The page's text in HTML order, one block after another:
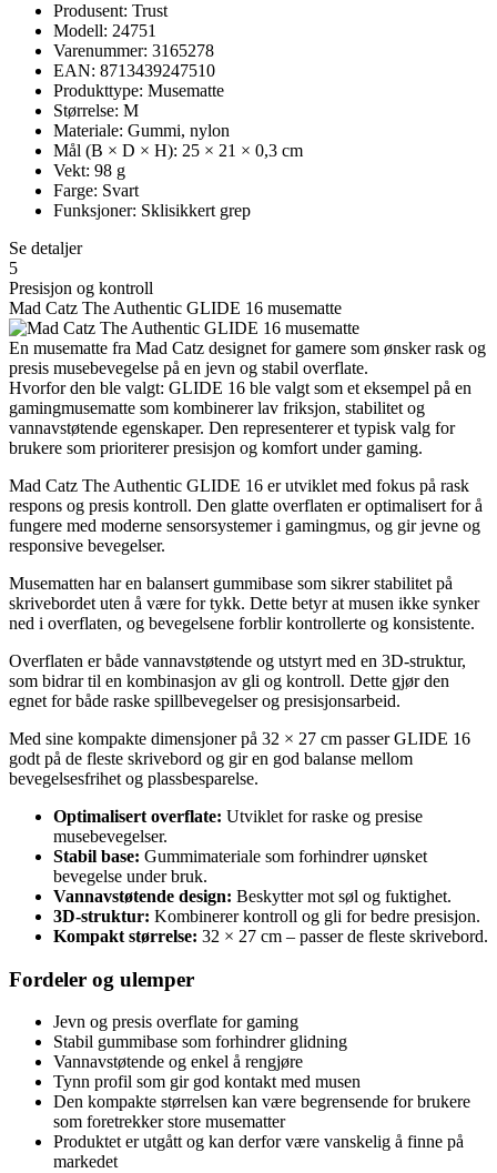
Produsent: Trust
Modell: 24751
Varenummer: 3165278
EAN: 8713439247510
Produkttype: Musematte
Størrelse: M
Materiale: Gummi, nylon
Mål (B × D × H): 25 × 21 × 0,3 cm
Vekt: 98 g
Farge: Svart
Funksjoner: Sklisikkert grep
Se detaljer
5
Presisjon og kontroll
Mad Catz The Authentic GLIDE 16 musematte
En musematte fra Mad Catz designet for gamere som ønsker rask og
presis musebevegelse på en jevn og stabil overflate.
Hvorfor den ble valgt: GLIDE 16 ble valgt som et eksempel på en
gamingmusematte som kombinerer lav friksjon, stabilitet og
vannavstøtende egenskaper. Den representerer et typisk valg for
brukere som prioriterer presisjon og komfort under gaming.
Mad Catz The Authentic GLIDE 16 er utviklet med fokus på rask
respons og presis kontroll. Den glatte overflaten er optimalisert for å
fungere med moderne sensorsystemer i gamingmus, og gir jevne og
responsive bevegelser.
Musematten har en balansert gummibase som sikrer stabilitet på
skrivebordet uten å være for tykk. Dette betyr at musen ikke synker
ned i overflaten, og bevegelsene forblir kontrollerte og konsistente.
Overflaten er både vannavstøtende og utstyrt med en 3D-struktur,
som bidrar til en kombinasjon av gli og kontroll. Dette gjør den
egnet for både raske spillbevegelser og presisjonsarbeid.
Med sine kompakte dimensjoner på 32 × 27 cm passer GLIDE 16
godt på de fleste skrivebord og gir en god balanse mellom
bevegelsesfrihet og plassbesparelse.
Optimalisert overflate: Utviklet for raske og presise
musebevegelser.
Stabil base: Gummimateriale som forhindrer uønsket
bevegelse under bruk.
Vannavstøtende design: Beskytter mot søl og fuktighet.
3D-struktur: Kombinerer kontroll og gli for bedre presisjon.
Kompakt størrelse: 32 × 27 cm – passer de fleste skrivebord.
Fordeler og ulemper
Jevn og presis overflate for gaming
Stabil gummibase som forhindrer glidning
Vannavstøtende og enkel å rengjøre
Tynn profil som gir god kontakt med musen
Den kompakte størrelsen kan være begrensende for brukere
som foretrekker store musematter
Produktet er utgått og kan derfor være vanskelig å finne på
markedet